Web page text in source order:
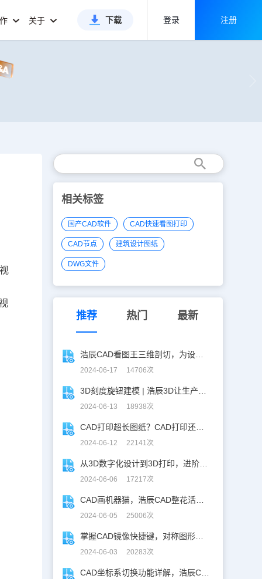
关于 下载 登录 注册
相关标签
国产CAD软件 CAD快速看图打印
CAD节点 建筑设计图纸
DWG文件
推荐 热门 最新
2024-06-17 14706次
2024-06-13 18938次
2024-06-12 22141次
2024-06-06 17217次
2024-06-05 25006次
2024-06-03 20283次